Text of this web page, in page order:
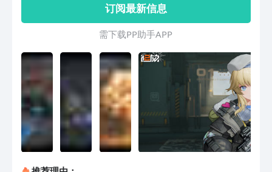
订阅最新信息
需 下 载 P P 助 手 A P P